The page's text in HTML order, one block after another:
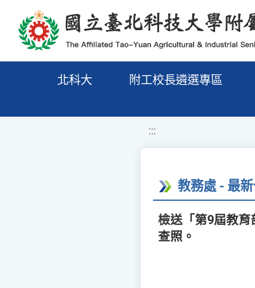
移至網頁之主要內容區位置
北科大 附工校長遴選專區
:::
教務處 - 最
檢送「第9屆教
查照。